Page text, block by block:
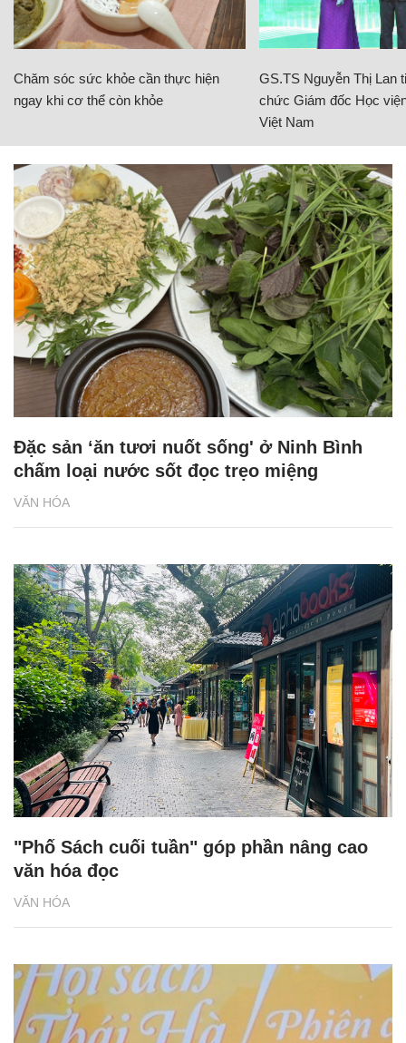
Chăm sóc sức khỏe cần thực hiện
ngay khi cơ thể còn khỏe
GS.TS Nguyễn Thị Lan
chức Giám đốc Học
Việt Nam
VĂN HÓA
Đặc sản ‘ăn tươi nuốt sống' ở Ninh Bình
chấm loại nước sốt đọc trẹo miệng
VĂN HÓA
"Phố Sách cuối tuần" góp phần nâng cao
văn hóa đọc